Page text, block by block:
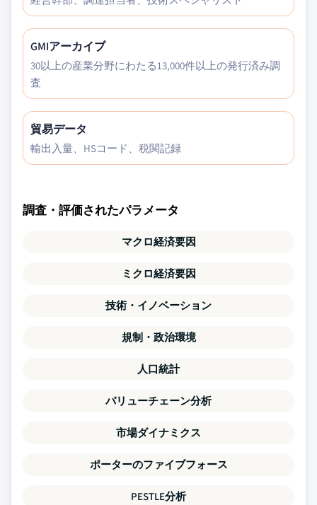
GMIアーカイブ
30以上の産業分野にわたる13,000件以上の発行済み調
査
貿易データ
輸出入量、HSコード、税関記録
調査・評価されたパラメータ
マクロ経済要因
ミクロ経済要因
技術・イノベーション
規制・政治環境
人口統計
バリューチェーン分析
市場ダイナミクス
ポーターのファイブフォース
PESTLE分析